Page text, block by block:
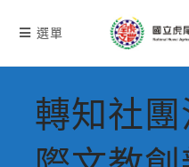
選單
轉知社